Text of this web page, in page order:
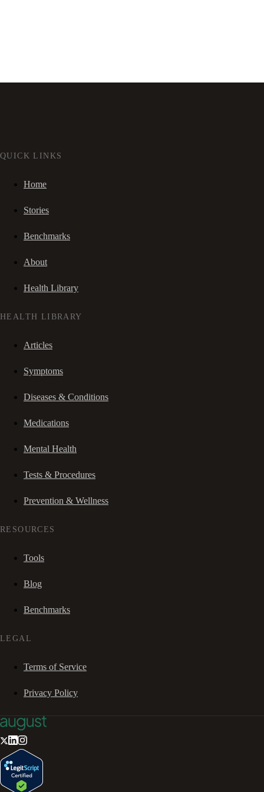
QUICK LINKS
Home
Stories
Benchmarks
About
Health Library
HEALTH LIBRARY
Articles
Symptoms
Diseases & Conditions
Medications
Mental Health
Tests & Procedures
Prevention & Wellness
RESOURCES
Tools
Blog
Benchmarks
LEGAL
Terms of Service
Privacy Policy